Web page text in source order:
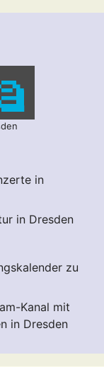
in
in Dresden
zu
Kanal mit
in Dresden